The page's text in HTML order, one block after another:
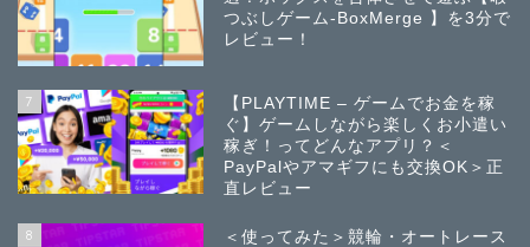
つぶしゲーム-BoxMerge 】を3分で
レビュー！
7
【PLAYTIME – ゲームでお金を稼
ぐ】ゲームしながら楽しくお小遣い
稼ぎ！ってどんなアプリ？＜
PayPalやアマギフにも交換OK＞正
直レビュー
8
＜使ってみた＞競輪・オートレース